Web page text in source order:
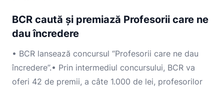
BCR caută și premiază Profesorii care ne
dau încredere
• BCR lansează concursul “Profesorii care ne dau
încredere”.• Prin intermediul concursului, BCR va
oferi 42 de premii, a câte 1.000 de lei, profesorilor